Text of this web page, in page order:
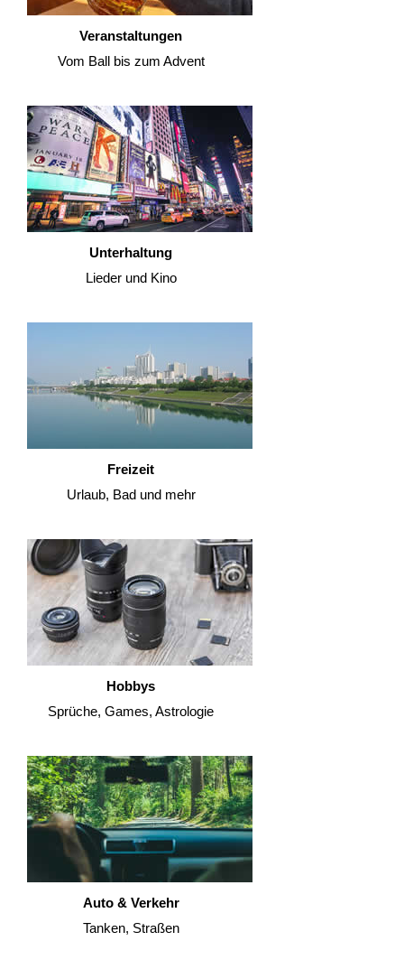
Veranstaltungen
Vom Ball bis zum Advent
Unterhaltung
Lieder und Kino
Freizeit
Urlaub, Bad und mehr
Hobbys
Sprüche, Games, Astrologie
Auto & Verkehr
Tanken, Straßen